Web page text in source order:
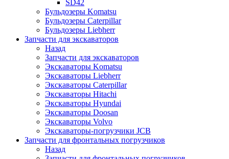
SD42
Бульдозеры Komatsu
Бульдозеры Caterpillar
Бульдозеры Liebherr
Запчасти для экскаваторов
Назад
Запчасти для экскаваторов
Экскаваторы Komatsu
Экскаваторы Liebherr
Экскаваторы Caterpillar
Экскаваторы Hitachi
Экскаваторы Hyundai
Экскаваторы Doosan
Экскаваторы Volvo
Экскаваторы-погрузчики JCB
Запчасти для фронтальных погрузчиков
Назад